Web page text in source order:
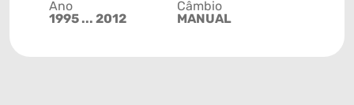
Ano
1995 ... 2012
Câmbio
MANUAL